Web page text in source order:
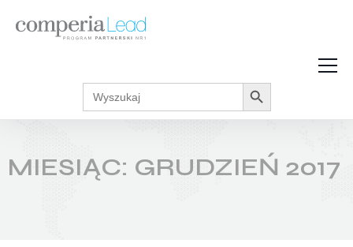
Strefa Wiedzy
Akcje promocyjne
Search
for:
Search Button
MIESIĄC: GRUDZIEŃ 2017